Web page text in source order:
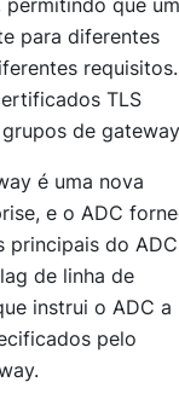
para diferentes
requisitos.
TLS
de
é uma nova
e o ADC
principais do
de linha de
instrui o ADC a
pelo